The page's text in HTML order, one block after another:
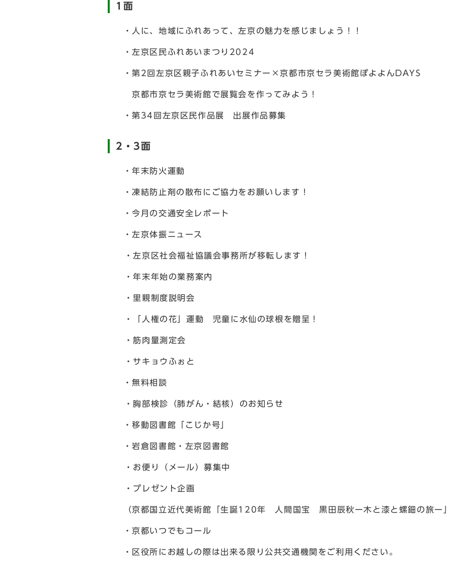
1面
・人に、地域にふれあって、左京の魅力を感じましょう！！
・左京区民ふれあいまつり2024
・第2回左京区親子ふれあいセミナー×京都市京セラ美術館ぽよよんDAYS
京都市京セラ美術館で展覧会を作ってみよう！
・第34回左京区民作品展 出展作品募集
2・3面
・年末防火運動
・凍結防止剤の散布にご協力をお願いします！
・今月の交通安全レポート
・左京体振ニュース
・左京区社会福祉協議会事務所が移転します！
・年末年始の業務案内
・里親制度説明会
・「人権の花」運動 児童に水仙の球根を贈呈！
・筋肉量測定会
・サキョウふぉと
・無料相談
・胸部検診（肺がん・結核）のお知らせ
・移動図書館「こじか号」
・岩倉図書館・左京図書館
・お便り（メール）募集中
・プレゼント企画
（京都国立近代美術館「生誕120年 人間国宝 黒田辰秋ー木と漆と螺鈿の旅ー
・京都いつでもコール
・区役所にお越しの際は出来る限り公共交通機関をご利用ください。